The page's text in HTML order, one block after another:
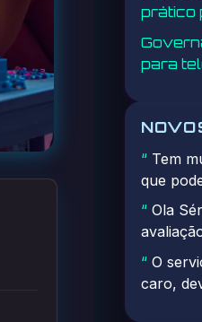
prático
para
“Tem
que
“Ola
“O
caro,